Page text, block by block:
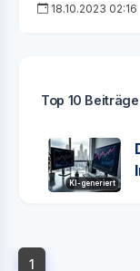
18.10.2023 02:16
Top 10
KI-generiert
1